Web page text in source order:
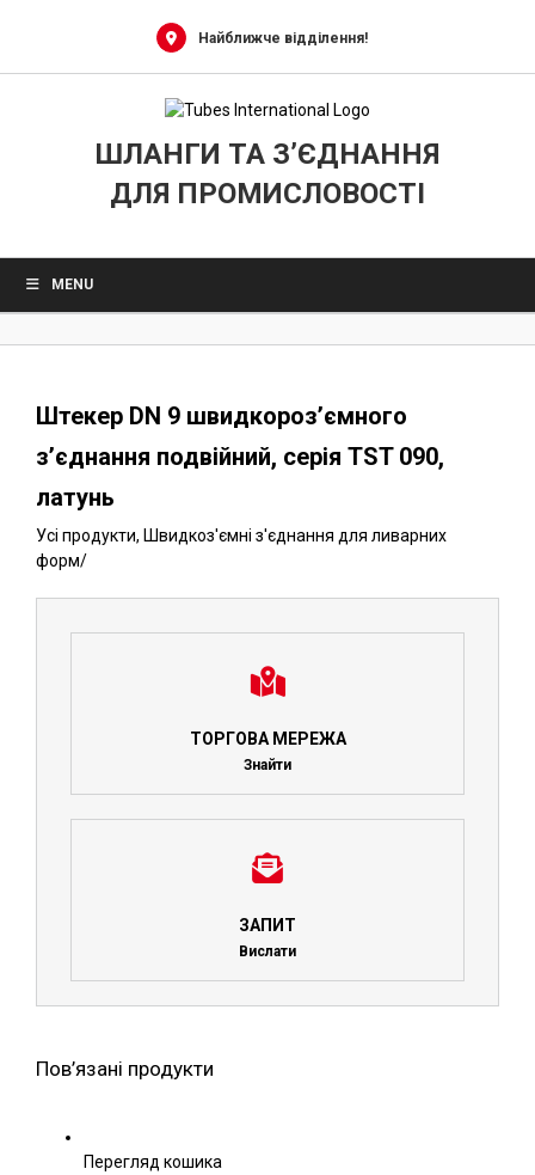
Найближче відділення!
ШЛАНГИ ТА З’ЄДНАННЯ
ДЛЯ ПРОМИСЛОВОСТІ
MENU
Штекер DN 9 швидкороз’ємного
з’єднання подвійний, серія TST 090,
латунь
Усі продукти, Швидкоз'ємні з'єднання для ливарних
форм/
ТОРГОВА МЕРЕЖА
Знайти
ЗАПИТ
Вислати
Пов’язані продукти
Перегляд кошика